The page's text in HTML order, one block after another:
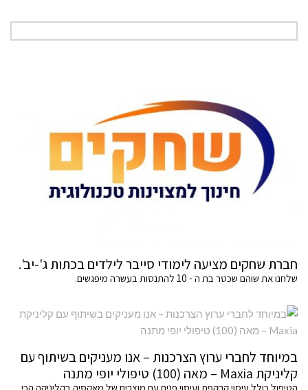
חברת שחקים מציעה לימודי סייבר לילדים בכתות ג'-יב'.
שלחנו את שוהם שכטר בת ה - 10 להתנסות בעשרה מיפגשים.
במיוחד לחברי ערוץ הצרכנות – אנו מעניקים בשיתוף עם
קליניקת Maxia – מאה (100) טיפולי יופי מתנה